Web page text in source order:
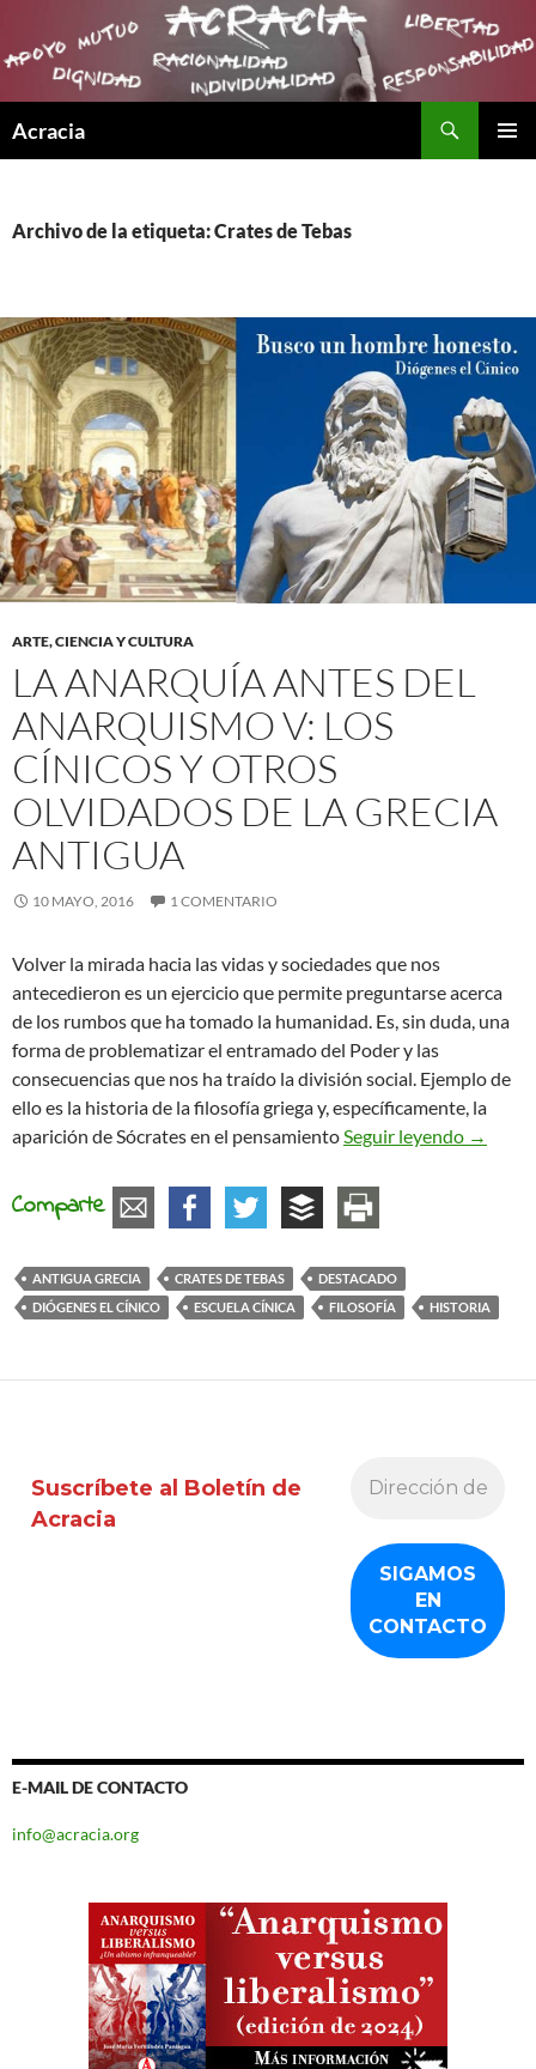
Acracia
Archivo de la etiqueta: Crates de Tebas
ARTE, CIENCIA Y CULTURA
LA ANARQUÍA ANTES DEL
ANARQUISMO V: LOS
CÍNICOS Y OTROS
OLVIDADOS DE LA GRECIA
ANTIGUA
10 MAYO, 2016 1 COMENTARIO
Volver la mirada hacia las vidas y sociedades que nos
antecedieron es un ejercicio que permite preguntarse acerca
de los rumbos que ha tomado la humanidad. Es, sin duda, una
forma de problematizar el entramado del Poder y las
consecuencias que nos ha traído la división social. Ejemplo de
ello es la historia de la filosofía griega y, específicamente, la
aparición de Sócrates en el pensamientoSeguir leyendo La
→
Comparte
ANTIGUA GRECIA CRATES DE TEBAS
DESTACADO
DIÓGENES EL CÍNICO
ESCUELA CÍNICA FILOSOFÍA HISTORIA
Suscríbete al Boletín de
Acracia
E-MAIL DE CONTACTO
info@acracia.org